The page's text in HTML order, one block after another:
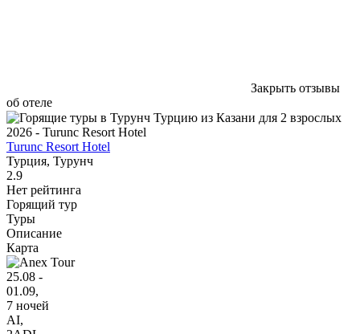
Закрыть отзывы
об отеле
Turunc Resort Hotel
Турция, Турунч
2.9
Нет рейтинга
Горящий тур
Туры
Описание
Карта
25.08 -
01.09,
7 ночей
AI,